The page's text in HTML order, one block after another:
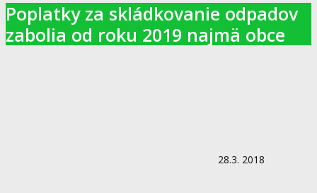
Poplatky za skládkovanie odpadov
zabolia od roku 2019 najmä obce
28.3. 2018